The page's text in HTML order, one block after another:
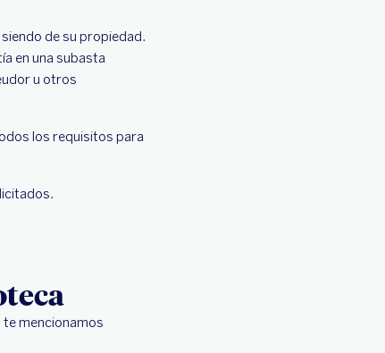
de su propiedad.
en una subasta
u otros
los requisitos para
mencionamos